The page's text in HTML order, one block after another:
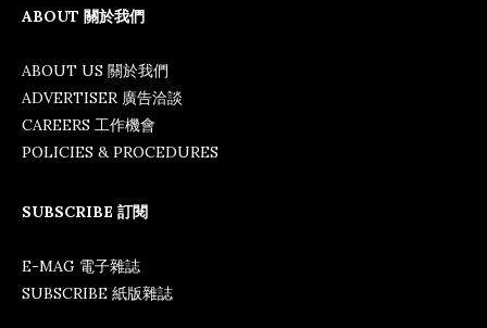
ABOUT 關於我們
ABOUT US 關於我們
ADVERTISER 廣告洽談
CAREERS 工作機會
POLICIES & PROCEDURES
SUBSCRIBE 訂閱
E-MAG 電子雜誌
SUBSCRIBE 紙版雜誌